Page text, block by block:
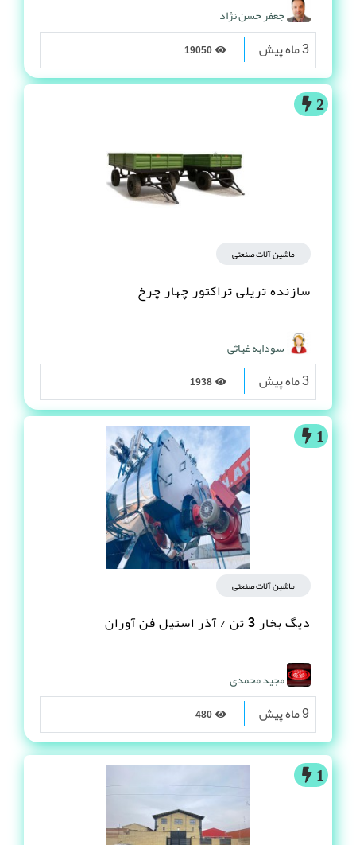
جعفر حسن نژاد
3 ماه پیش
2
ماشین آلات صنعتی
سازنده تریلی تراکتور چهار چرخ
سودابه غیاثی
3 ماه پیش
1
ماشین آلات صنعتی
دیگ بخار 3 تن / آذر استیل فن آوران
مجید محمدی
9 ماه پیش
1